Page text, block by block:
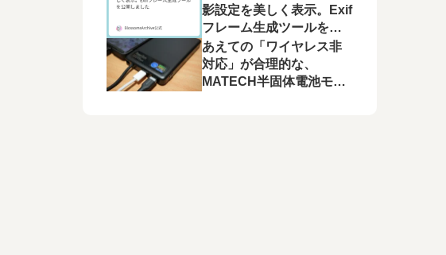
影設定を美しく表示。Exif
フレーム生成ツールを公
開しました
あえての「ワイヤレス非
対応」が合理的な、
MATECH半固体電池モバ